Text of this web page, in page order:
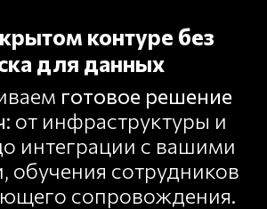
контуре без
для данных
готовое решение
: от инфраструктуры и
интеграции с вашими
обучения сотрудников
сопровождения.